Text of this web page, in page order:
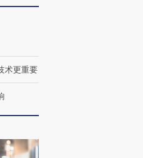
育部长拱下台
【商旅对话】华住集团
CFO：不靠规模取胜，华
术更重要